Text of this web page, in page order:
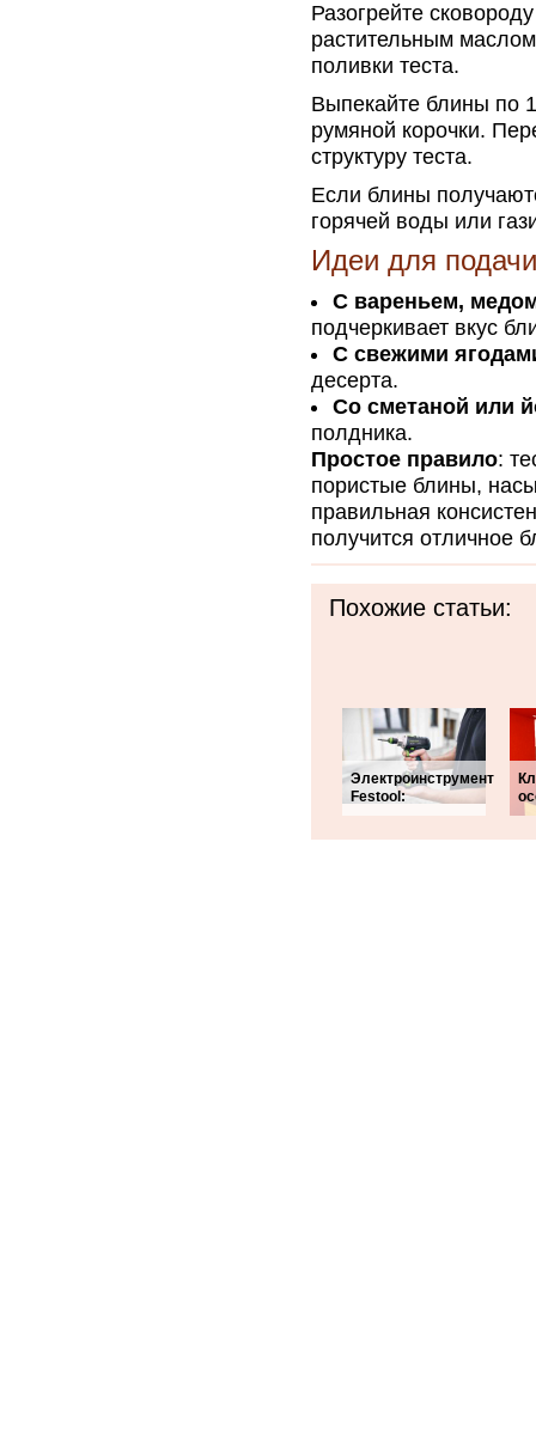
Разогрейте
растительным
поливки теста.
Выпекайте блины по
румяной корочки.
структуру теста.
Если блины
горячей воды или
Идеи для
С вареньем,
подчеркивает вкус
С свежими
десерта.
Со сметаной или
полдника.
Простое правило:
пористые блины,
правильная
получится отличное
Похожие статьи:
Электроинструмент
Festool: